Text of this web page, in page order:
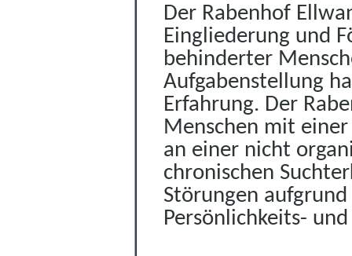
Der Rabenhof
Eingliederung und
behinderter
Aufgabenstellung
Erfahrung. Der
Menschen mit
an einer nicht
chronischen
Störungen
Persönlichkeits-